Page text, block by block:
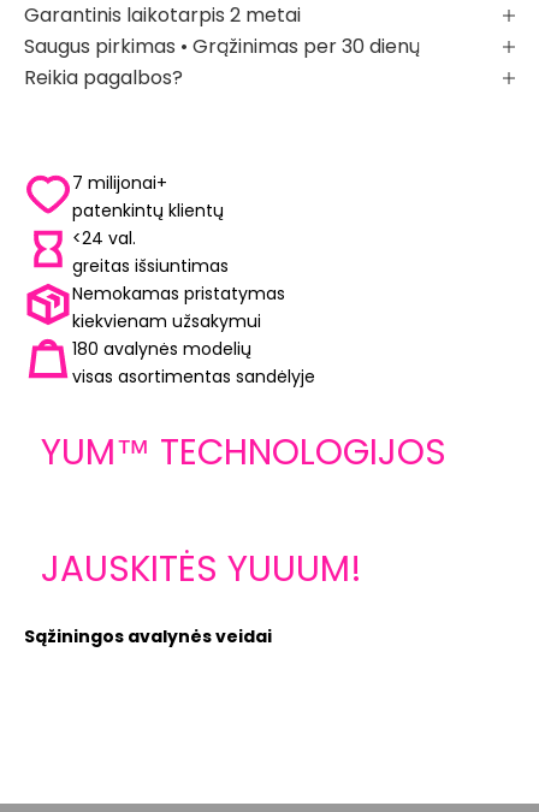
Garantinis laikotarpis 2 metai
Saugus pirkimas • Grąžinimas per 30 dienų
Reikia pagalbos?
7 milijonai+
patenkintų klientų
<24 val.
greitas išsiuntimas
Nemokamas pristatymas
kiekvienam užsakymui
180 avalynės modelių
visas asortimentas sandėlyje
YUM™ TECHNOLOGIJOS
YUM™ TECHNOLOGIJOS
pagrindas
JAUSKITĖS YUUUM!
Sąžiningos avalynės veidai